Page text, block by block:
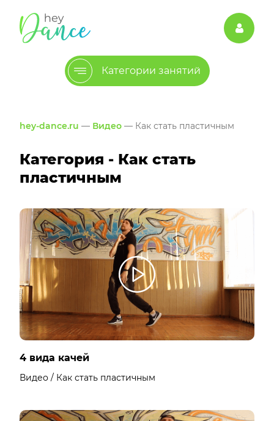
Категории занятий
hey-dance.ru — Видео — Как стать пластичным
Категория - Как стать
пластичным
4 вида качей
Видео / Как стать пластичным